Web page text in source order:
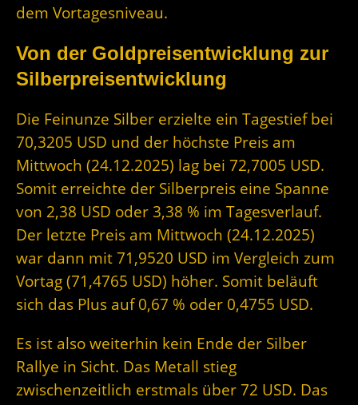
dem Vortagesniveau.
Von der Goldpreisentwicklung zur
Silberpreisentwicklung
Die Feinunze Silber erzielte ein Tagestief bei
70,3205 USD und der höchste Preis am
Mittwoch (24.12.2025) lag bei 72,7005 USD.
Somit erreichte der Silberpreis eine Spanne
von 2,38 USD oder 3,38 % im Tagesverlauf.
Der letzte Preis am Mittwoch (24.12.2025)
war dann mit 71,9520 USD im Vergleich zum
Vortag (71,4765 USD) höher. Somit beläuft
sich das Plus auf 0,67 % oder 0,4755 USD.
Es ist also weiterhin kein Ende der Silber
Rallye in Sicht. Das Metall stieg
zwischenzeitlich erstmals über 72 USD. Das